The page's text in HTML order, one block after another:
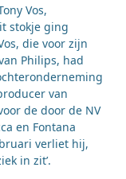
Vos,
stokje ging
die voor zijn
Philips, had
van
de door de NV
en Fontana
verliet hij,
in zit’.